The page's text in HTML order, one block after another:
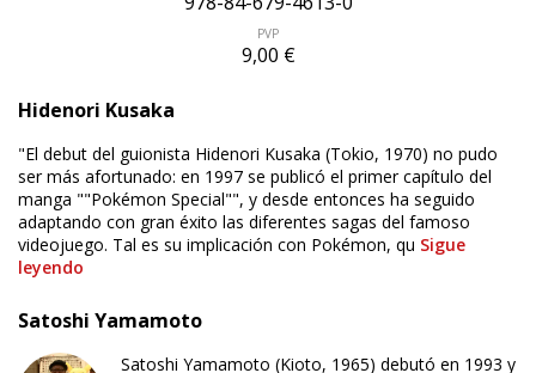
PVP
9,00 €
Hidenori Kusaka
"El debut del guionista Hidenori Kusaka (Tokio, 1970) no pudo
ser más afortunado: en 1997 se publicó el primer capítulo del
manga ""Pokémon Special"", y desde entonces ha seguido
adaptando con gran éxito las diferentes sagas del famoso
videojuego. Tal es su implicación con Pokémon, qu Sigue
leyendo
Satoshi Yamamoto
Satoshi Yamamoto (Kioto, 1965) debutó en 1993 y
ÚLTIMO NÚMERO PUBLICADO